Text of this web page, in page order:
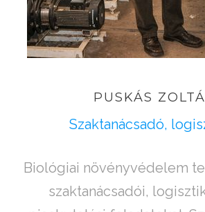
PUSKÁS
Szaktanácsadó,
Biológiai növényvédelem
szaktanácsadói,